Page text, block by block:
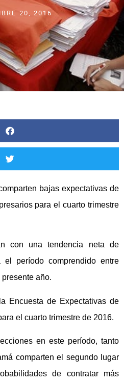
20, 2016
bajas expectativas de
para el cuarto trimestre
con una tendencia neta de
período comprendido entre
año.
Encuesta de Expectativas de
el cuarto trimestre de 2016.
en este período, tanto
comparten el segundo lugar
de contratar más